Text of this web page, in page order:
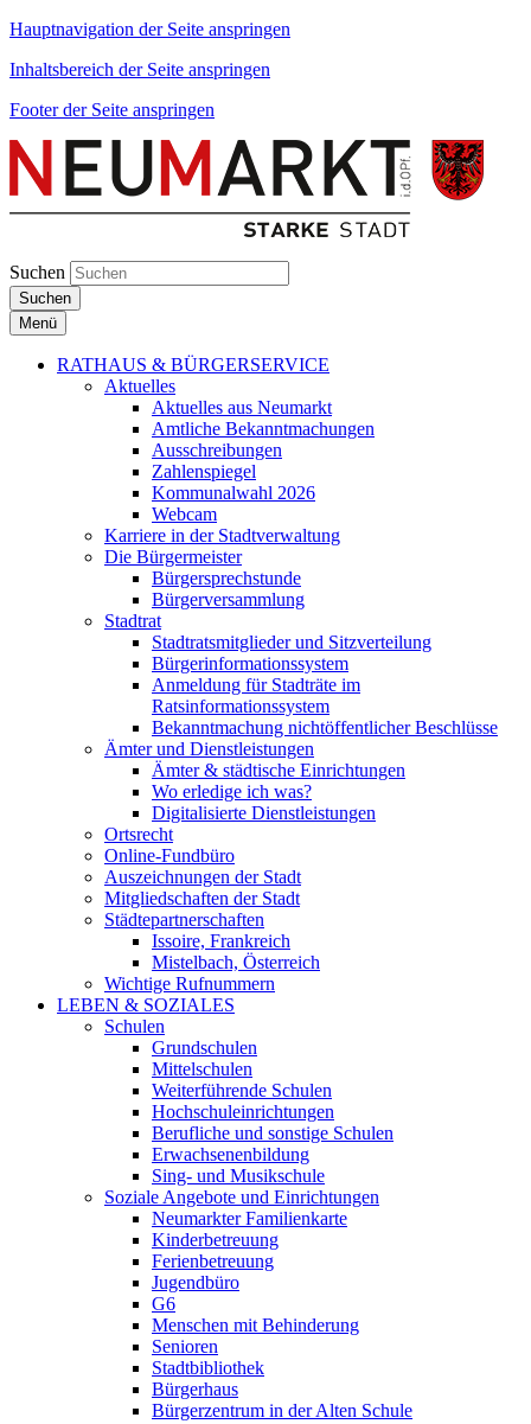
Hauptnavigation der Seite anspringen
Inhaltsbereich der Seite anspringen
Footer der Seite anspringen
Suchen
Suchen
Menü
RATHAUS & BÜRGERSERVICE
Aktuelles
Aktuelles aus Neumarkt
Amtliche Bekanntmachungen
Ausschreibungen
Zahlenspiegel
Kommunalwahl 2026
Webcam
Karriere in der Stadtverwaltung
Die Bürgermeister
Bürgersprechstunde
Bürgerversammlung
Stadtrat
Stadtratsmitglieder und Sitzverteilung
Bürgerinformationssystem
Anmeldung für Stadträte im
Ratsinformationssystem
Bekanntmachung nichtöffentlicher Beschlüsse
Ämter und Dienstleistungen
Ämter & städtische Einrichtungen
Wo erledige ich was?
Digitalisierte Dienstleistungen
Ortsrecht
Online-Fundbüro
Auszeichnungen der Stadt
Mitgliedschaften der Stadt
Städtepartnerschaften
Issoire, Frankreich
Mistelbach, Österreich
Wichtige Rufnummern
LEBEN & SOZIALES
Schulen
Grundschulen
Mittelschulen
Weiterführende Schulen
Hochschuleinrichtungen
Berufliche und sonstige Schulen
Erwachsenenbildung
Sing- und Musikschule
Soziale Angebote und Einrichtungen
Neumarkter Familienkarte
Kinderbetreuung
Ferienbetreuung
Jugendbüro
G6
Menschen mit Behinderung
Senioren
Stadtbibliothek
Bürgerhaus
Bürgerzentrum in der Alten Schule